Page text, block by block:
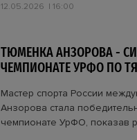
12.05.2026 16:00
ТЮМЕНКА АНЗОРОВА -
ЧЕМПИОНАТЕ УРФО ПО
Мастер спорта России
Анзорова стала
чемпионате УрФО, показав